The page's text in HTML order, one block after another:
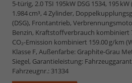
5-türig, 2.0 TSI 195kW DSG 1534, 195 kW
1.984 cm³, 4 Zylinder,
(DSG), Frontantrieb,
Benzin, Kraftstoffverbrauch kombiniert
CO₂-Emission kombiniert 159.00 g/km
Klasse F, Außenfarbe: Graphite-Grau
Siegel, Garantieleistung:
Fahrzeugnr.: 31334